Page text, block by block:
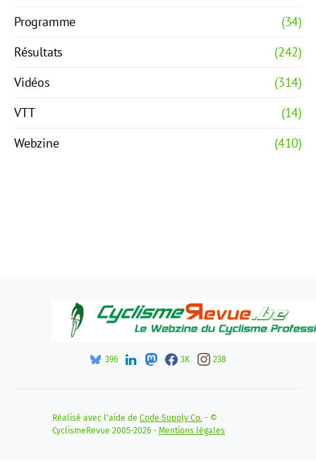
Programme
(34)
Résultats
(242)
Vidéos
(314)
VTT
(14)
Webzine
(410)
396 3K 238
Réalisé avec l'aide de Code Supply Co. - ©
CyclismeRevue 2005-2026 - Mentions légales